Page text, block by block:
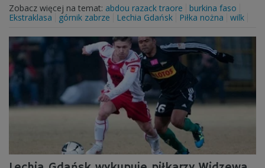
Zobacz więcej na temat: abdou razack traore
burkina faso
Ekstraklasa
górnik zabrze Lechia Gdańsk Piłka nożna wilk